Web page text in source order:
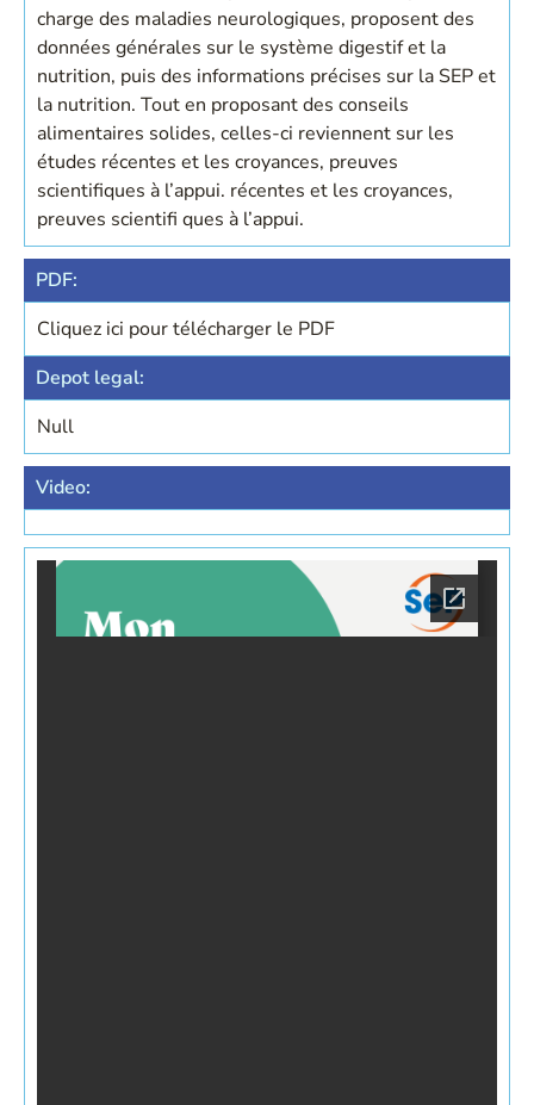
charge des maladies neurologiques, proposent des
données générales sur le système digestif et la
nutrition, puis des informations précises sur la SEP et
la nutrition. Tout en proposant des conseils
alimentaires solides, celles-ci reviennent sur les
études récentes et les croyances, preuves
scientifiques à l’appui. récentes et les croyances,
preuves scientifi ques à l’appui.
PDF:
Cliquez ici pour télécharger le PDF
Depot legal:
Null
Video: